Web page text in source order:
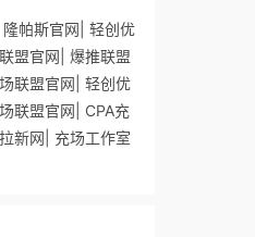
隆帕斯官网 轻创优
盟官网 爆推联盟
联盟官网 轻创优
联盟官网
CPA充
新网
充场工作室